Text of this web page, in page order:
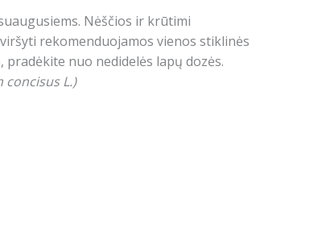
Nėščios ir krūtimi
rekomenduojamos vienos stiklinės
nuo nedidelės lapų dozės.
concisus L.)